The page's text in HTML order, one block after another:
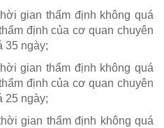
gian thẩm định không quá
định của cơ quan chuyên
35 ngày;
gian thẩm định không quá
định của cơ quan chuyên
25 ngày;
gian thẩm định không quá